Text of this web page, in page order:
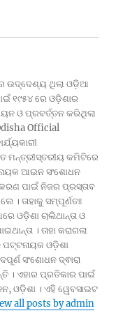
ଉଦ୍ଦେଶ୍ୟ ଥିଲା ଓଡ଼ିଆ
୧୯୫୪ ରେ ଓଡ଼ିଶାର
ଓ ପ୍ରବର୍ତ୍ତନ କରିଥିଲା
Official
ମନ୍ତ୍ରୀସ୍ତରୀୟ କମିଟିରେ
ଆଇନ ସଂଶୋଧନ
ପାଇଁ ନିଜର ପ୍ରସ୍ତାବ
। ତାହାକୁ ସମ୍ପୂର୍ଣତଃ
ଓଡ଼ିଶା ଚାଲିଥାନ୍ତା ଓ
। ତାହା କରାଗଲା
ପଟ୍ଟନାୟକ ଓଡ଼ିଶା
ସଂଶୋଧନ ଦ୍ଵାରା
ଏହାର ପ୍ରତିକାର ପାଇଁ
ଓଡ଼ିଶା । ଏହି ୱେବସାଇଟ
all posts by admin